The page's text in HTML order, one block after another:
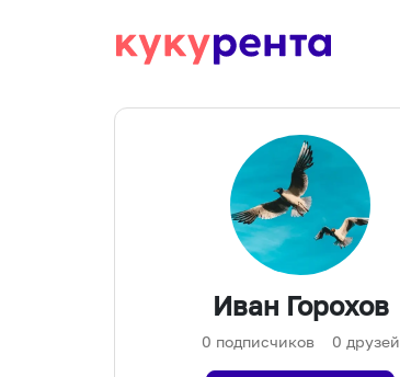
Иван Горохов
0 подписчиков 0 друзей